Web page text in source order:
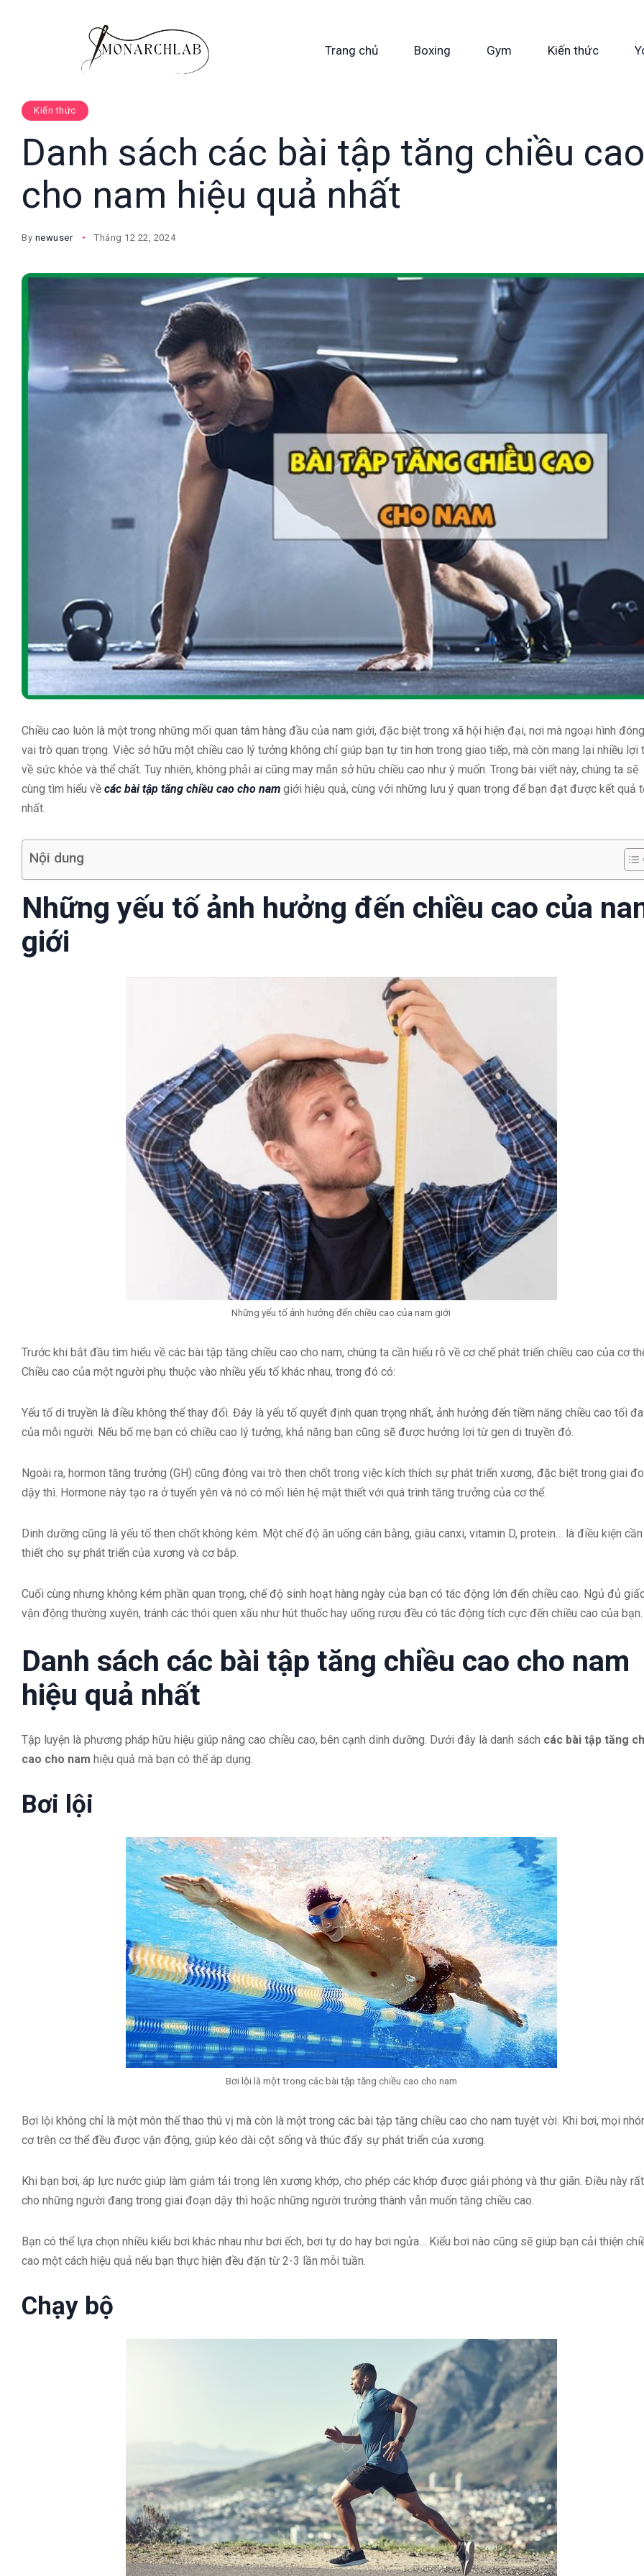
Trang chủ Boxing Gym Kiến thức
Kiến thức
Danh sách các bài tập tăng chiều cao
cho nam hiệu quả nhất
By newuser Tháng 12 22, 2024
Chiều cao luôn là một trong những mối quan tâm hàng đầu của nam giới, đặc biệt trong xã hội hiện đại, nơi mà ngoại hình đóng
vai trò quan trọng. Việc sở hữu một chiều cao lý tưởng không chỉ giúp bạn tự tin hơn trong giao tiếp, mà còn mang lại nhiều lợi
về sức khỏe và thể chất. Tuy nhiên, không phải ai cũng may mắn sở hữu chiều cao như ý muốn. Trong bài viết này, chúng ta sẽ
cùng tìm hiểu về các bài tập tăng chiều cao cho nam giới hiệu quả, cùng với những lưu ý quan trọng để bạn đạt được kết quả
nhất.
Nội dung
Những yếu tố ảnh hưởng đến chiều cao của
giới
Những yếu tố ảnh hưởng đến chiều cao của nam giới
Trước khi bắt đầu tìm hiểu về các bài tập tăng chiều cao cho nam, chúng ta cần hiểu rõ về cơ chế phát triển chiều cao của cơ
Chiều cao của một người phụ thuộc vào nhiều yếu tố khác nhau, trong đó có:
Yếu tố di truyền là điều không thể thay đổi. Đây là yếu tố quyết định quan trọng nhất, ảnh hưởng đến tiềm năng chiều cao tối đa
của mỗi người. Nếu bố mẹ bạn có chiều cao lý tưởng, khả năng bạn cũng sẽ được hưởng lợi từ gen di truyền đó.
Ngoài ra, hormon tăng trưởng (GH) cũng đóng vai trò then chốt trong việc kích thích sự phát triển xương, đặc biệt trong giai
dậy thì. Hormone này tạo ra ở tuyến yên và nó có mối liên hệ mật thiết với quá trình tăng trưởng của cơ thể.
Dinh dưỡng cũng là yếu tố then chốt không kém. Một chế độ ăn uống cân bằng, giàu canxi, vitamin D, protein… là điều kiện cần
thiết cho sự phát triển của xương và cơ bắp.
Cuối cùng nhưng không kém phần quan trọng, chế độ sinh hoạt hàng ngày của bạn có tác động lớn đến chiều cao. Ngủ đủ
vận động thường xuyên, tránh các thói quen xấu như hút thuốc hay uống rượu đều có tác động tích cực đến chiều cao của bạn.
Danh sách các bài tập tăng chiều cao cho nam
hiệu quả nhất
Tập luyện là phương pháp hữu hiệu giúp nâng cao chiều cao, bên cạnh dinh dưỡng. Dưới đây là danh sách các bài tập tăng
cao cho nam hiệu quả mà bạn có thể áp dụng.
Bơi lội
Bơi lội là một trong các bài tập tăng chiều cao cho nam
Bơi lội không chỉ là một môn thể thao thú vị mà còn là một trong các bài tập tăng chiều cao cho nam tuyệt vời. Khi bơi, mọi
cơ trên cơ thể đều được vận động, giúp kéo dài cột sống và thúc đẩy sự phát triển của xương.
Khi bạn bơi, áp lực nước giúp làm giảm tải trọng lên xương khớp, cho phép các khớp được giải phóng và thư giãn. Điều này
cho những người đang trong giai đoạn dậy thì hoặc những người trưởng thành vẫn muốn tăng chiều cao.
Bạn có thể lựa chọn nhiều kiểu bơi khác nhau như bơi ếch, bơi tự do hay bơi ngửa… Kiểu bơi nào cũng sẽ giúp bạn cải thiện
cao một cách hiệu quả nếu bạn thực hiện đều đặn từ 2-3 lần mỗi tuần.
Chạy bộ